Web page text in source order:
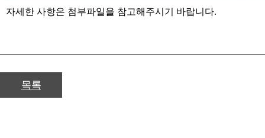
자세한 사항은 첨부파일을 참고해주시기 바랍니다.
목록